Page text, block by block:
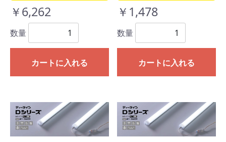
￥6,262
数量
カートに入れる
￥1,478
数量
カートに入れる